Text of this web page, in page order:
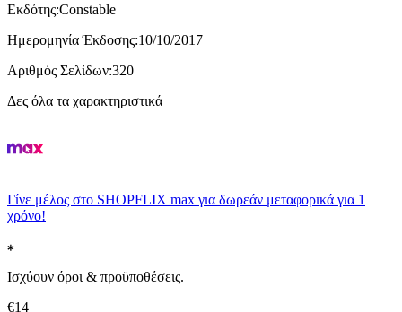
Εκδότης:Constable
Ημερομηνία Έκδοσης:10/10/2017
Αριθμός Σελίδων:320
Δες όλα τα χαρακτηριστικά
Γίνε μέλος στο SHOPFLIX max για δωρεάν μεταφορικά για 1
χρόνο!
Ισχύουν όροι & προϋποθέσεις.
€14